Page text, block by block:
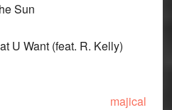
Sun
U Want (feat. R. Kelly)